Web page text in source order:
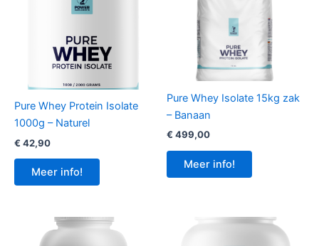
Pure Whey Protein Isolate
1000g – Naturel
€ 42,90
Meer info!
Pure Whey Isolate 15kg zak
– Banaan
€ 499,00
Meer info!